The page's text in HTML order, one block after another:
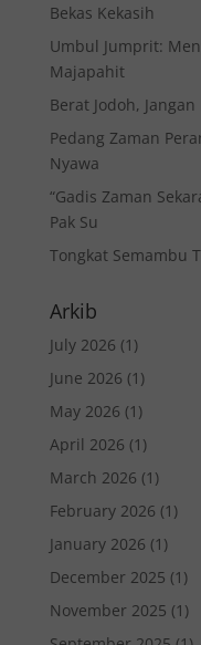
Bekas Kekasih
Umbul Jumprit:
Majapahit
Berat Jodoh,
Pedang Zaman
Nyawa
“Gadis Zaman
Pak Su
Tongkat Semambu
Arkib
July 2026 (1)
June 2026 (1)
May 2026 (1)
April 2026 (1)
March 2026 (1)
February 2026 (1)
January 2026 (1)
December 2025 (1)
November 2025 (1)